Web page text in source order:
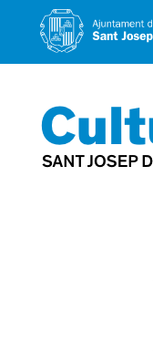
al
contingut